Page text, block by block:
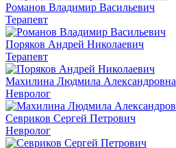
Романов Владимир Васильевич
Терапевт
Поряков Андрей Николаевич
Терапевт
Махилина Людмила Александровна
Невролог
Севриков Сергей Петрович
Невролог